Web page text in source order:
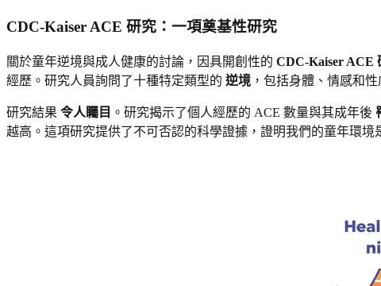
CDC-Kaiser ACE 研究：一項奠基性研究
關於童年逆境與成人健康的討論，因具開創性的 CDC-Kaiser ACE
經歷。研究人員詢問了十種特定類型的 逆境 ，包括身體、情感和
研究結果 令人矚目 。研究揭示了個人經歷的 ACE 數量與其成年後
越高。這項研究提供了不可否認的科學證據，證明我們的童年環境